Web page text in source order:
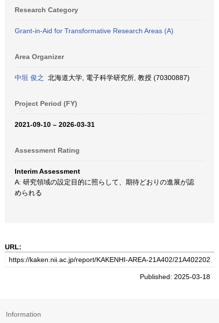
Research Category
Grant-in-Aid for Transformative Research Areas (A)
Area Organizer
中垣 俊之 北海道大学, 電子科学研究所, 教授 (70300887)
Project Period (FY)
2021-09-10 – 2026-03-31
Assessment Rating
Interim Assessment
A: 研究領域の設定目的に照らして、期待どおりの進展が認
められる
URL:
Published: 2025-03-18
Information